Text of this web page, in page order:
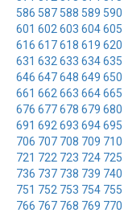
586 587 588 589 590
601 602 603 604605
616 617618 619 620
631 632 633 634635
646 647648 649 650
661 662 663 664665
676 677678 679 680
691 692 693 694695
706 707 708 709 710
721 722 723 724 725
736 737 738 739 740
751 752 753 754 755
766 767 768 769 770